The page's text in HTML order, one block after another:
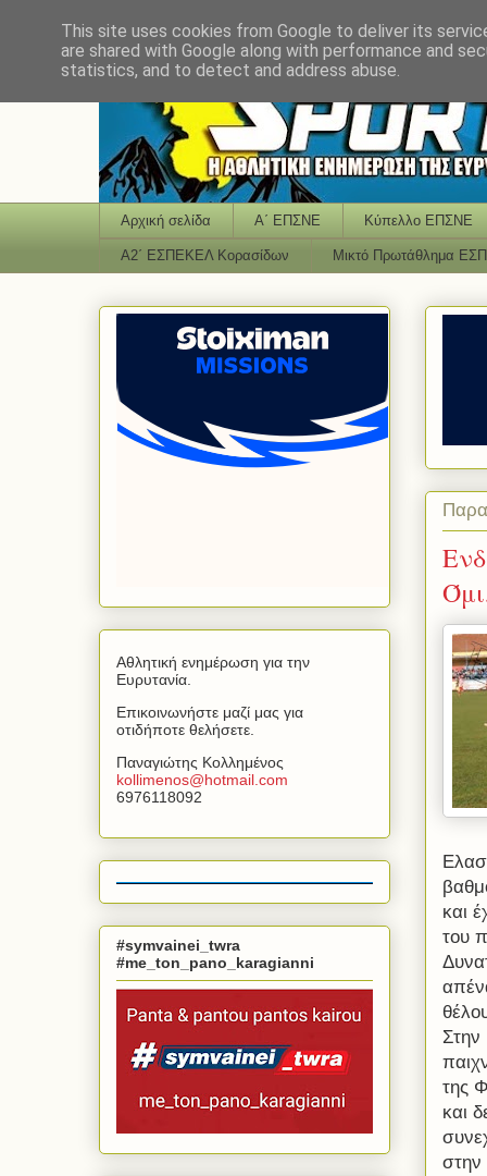
Αρχική σελίδα Α΄ ΕΠΣΝΕ Κύπελλο ΕΠΣΝΕ
Α2΄ ΕΣΠΕΚΕΛ Κορασίδων Μικτό Πρωτάθλημα
και
του
Στην
της
και
στην
Αθλητική ενημέρωση για την
Ευρυτανία.
Επικοινωνήστε μαζί μας για
οτιδήποτε θελήσετε.
Παναγιώτης Κολλημένος
kollimenos@hotmail com
6976118092
#symvainei_twra
#me_ton_pano_karagianni
This site uses cookies from Google to deliver its
are shared with Google along with performance and
statistics, and to detect and address abuse.